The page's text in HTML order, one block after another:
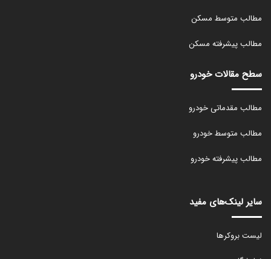
مطالب متوسط مسکن
مطالب پیشرفته مسکن
سطح مقالات خودرو
مطالب مقدماتی خودرو
مطالب متوسط خودرو
مطالب پیشرفته خودرو
سایر لینک‌های مفید
لیست بروکرها